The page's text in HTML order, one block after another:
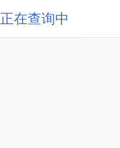
正在查询中